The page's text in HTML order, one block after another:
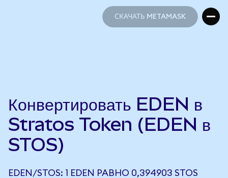
СКАЧАТЬ METAMASK
Конвертировать EDEN в
Stratos Token (EDEN в
STOS)
EDEN/STOS: 1 EDEN РАВНО 0,394903 STOS